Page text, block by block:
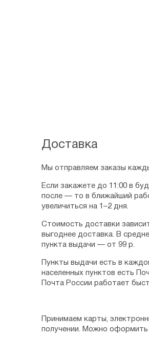
Доставка
Мы отправляем заказы
Если закажете до 11:00 в
после — то в ближайший
увеличиться на 1–2 дня.
Стоимость доставки
выгоднее доставка. В
пункта выдачи — от 99 р.
Пункты выдачи есть в
населенных пунктов есть
Почта России работает
Принимаем карты,
получении. Можно оформить